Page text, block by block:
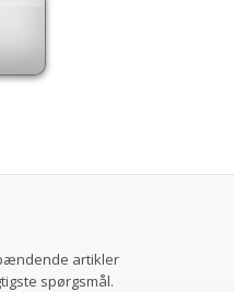
artikler
spørgsmål.